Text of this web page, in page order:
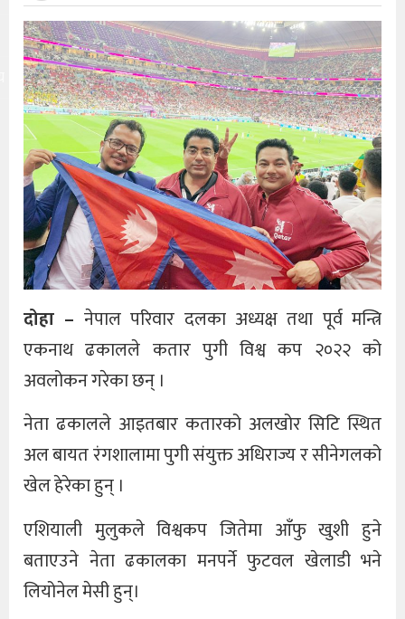
दोहा – नेपाल परिवार दलका अध्यक्ष तथा पूर्व मन्त्रि
एकनाथ ढकालले कतार पुगी विश्व कप २०२२ को
अवलोकन गरेका छन् ।
नेता ढकालले आइतबार कतारको अलखोर सिटि स्थित
अल बायत रंगशालामा पुगी संयुक्त अधिराज्य र सीनेगलको
खेल हेरेका हुन् ।
एशियाली मुलुकले विश्वकप जितेमा आँफु खुशी हुने
बताएउने नेता ढकालका मनपर्ने फुटवल खेलाडी भने
लियोनेल मेसी हुन्।